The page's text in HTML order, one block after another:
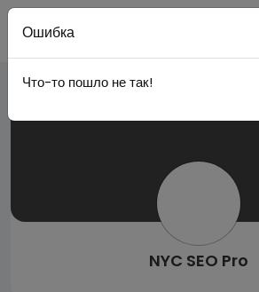
Live
City I
NYC SEO Pro
Ошибка
Что-то пошло не так!